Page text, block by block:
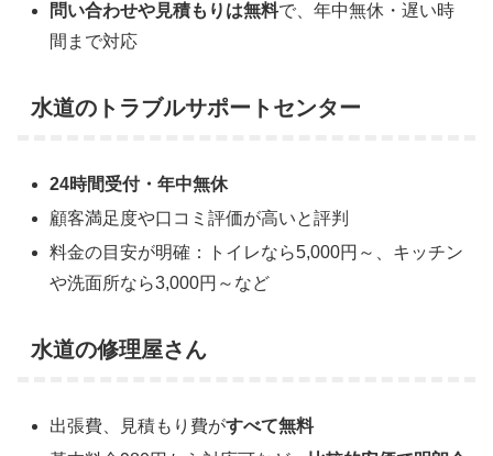
問い合わせや見積もりは無料で、年中無休・遅い時
間まで対応
水道のトラブルサポートセンター
24時間受付・年中無休
顧客満足度や口コミ評価が高いと評判
料金の目安が明確：トイレなら5,000円～、キッチン
や洗面所なら3,000円～など
水道の修理屋さん
出張費、見積もり費がすべて無料